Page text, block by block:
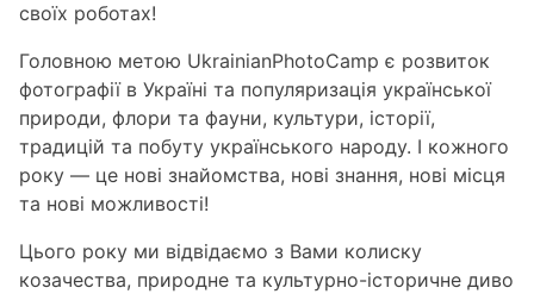
своїх роботах!
Головною метою UkrainianPhotoCamp є розвиток
фотографії в Україні та популяризація української
природи, флори та фауни, культури, історії,
традицій та побуту українського народу. І кожного
року — це нові знайомства, нові знання, нові місця
та нові можливості!
Цього року ми відвідаємо з Вами колиску
козачества, природне та культурно-історичне диво